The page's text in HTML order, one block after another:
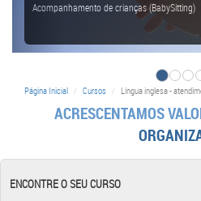
Acompanhamento de crianças (BabySitting)
Página Inicial Cursos Língua inglesa -
ACRESCENTAMOS
ENCONTRE O SEU CURSO